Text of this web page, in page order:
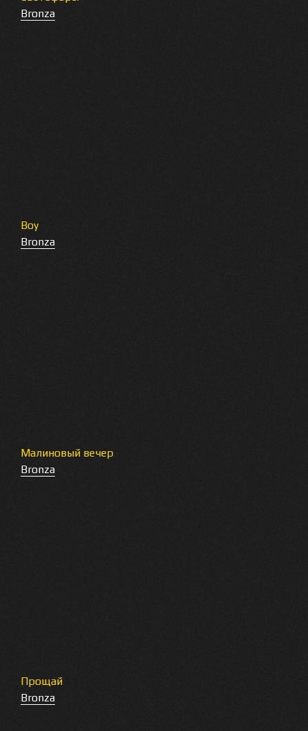
Bronza
Boy
Bronza
Малиновый вечер
Bronza
Прощай
Bronza